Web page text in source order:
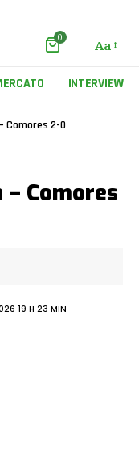
0 Aa
INTERVIEW
Comores 2-0
– Comores
19 H 23 MIN